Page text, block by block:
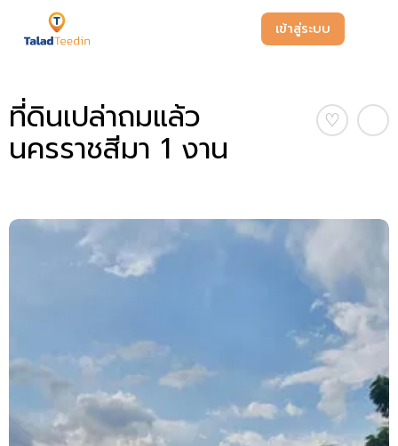
เข้าสู่ระบบ
ที่ดินเปล่าถมแล้ว
นครราชสีมา 1 งาน
♡